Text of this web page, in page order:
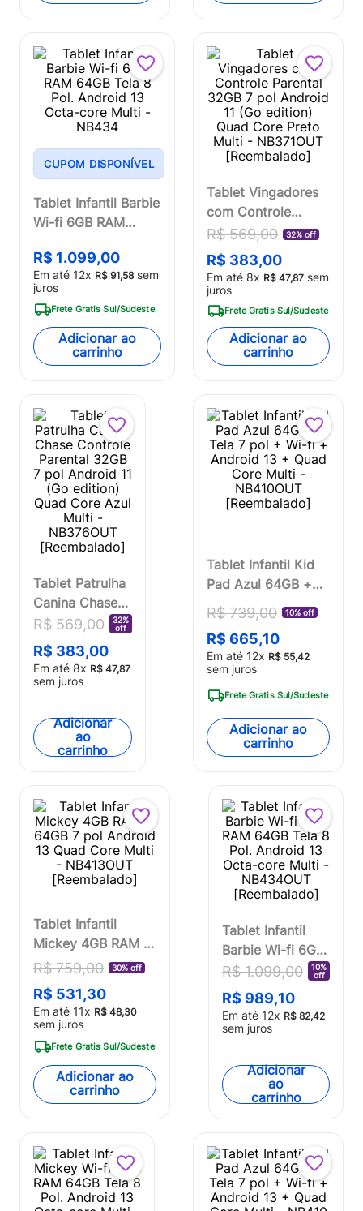
CUPOM DISPONÍVEL
Tablet Infantil Barbie
Wi-fi 6GB RAM
Android 13 Octa-
core Multi - NB434
R$ 1.099,00
Em até 12x R$ 91,58sem
juros
Frete Gratis Sul/Sudeste
Adicionar ao
carrinho
Tablet Vingadores
com Controle
Parental 32GB 7
pol Android 11 (Go
edition) Quad Core
Preto Multi -
NB371OUT
[Reembalado]
R$ 569,00 32% off
R$ 383,00
Em até 8x R$ 47,87 sem
juros
Frete Gratis Sul/Sudeste
Adicionar ao
carrinho
Tablet Patrulha
Canina Chase
Controle
Parental 32GB
7 pol Android 11
(Go edition)
Multi -
NB376OUT
[Reembalado]
R$ 569,00
32%
off
R$ 383,00
Em até 8x R$ 47,87
sem juros
Adicionar
ao
carrinho
Tablet Infantil Kid
Pad Azul 64GB +
Tela 7 pol + Wi-fi +
Android 13 + Quad
Core Multi -
NB410OUT
[Reembalado]
R$ 739,00 10% off
R$ 665,10
Em até 12x R$ 55,42
sem juros
Frete Gratis Sul/Sudeste
Adicionar ao
carrinho
Tablet Infantil
Mickey 4GB RAM +
64GB 7 pol Android
- NB413OUT
[Reembalado]
R$ 759,00 30% off
R$ 531,30
Em até 11x R$ 48,30
sem juros
Frete Gratis Sul/Sudeste
Adicionar ao
carrinho
Tablet Infantil
Barbie Wi-fi 6GB
RAM 64GB Tela 8
Pol. Android 13
Octa-core Multi -
NB434OUT
R$ 1.099,00
10%
off
R$ 989,10
Em até 12x R$ 82,42
sem juros
Adicionar
ao
carrinho